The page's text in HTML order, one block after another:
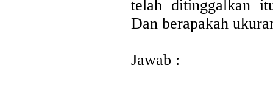
telah ditinggalkan
Dan berapakah
Jawab :